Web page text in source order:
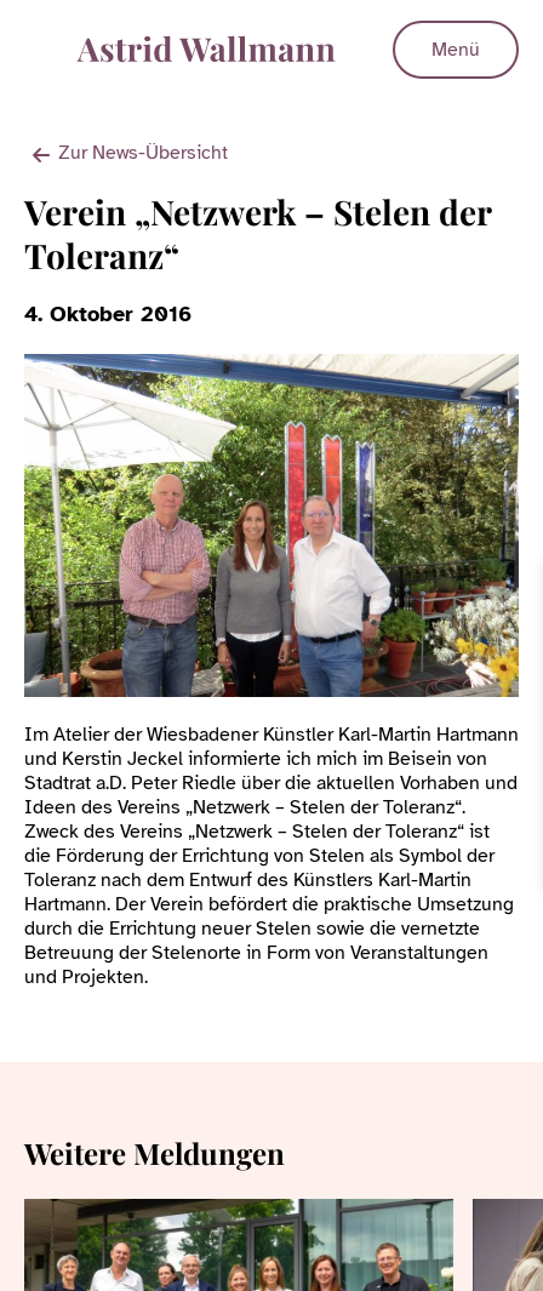
Menü
Zur News-Übersicht
Verein „Netzwerk – Stelen der
Toleranz“
4. Oktober 2016
Im Atelier der Wiesbadener Künstler Karl-Martin Hartmann
und Kerstin Jeckel informierte ich mich im Beisein von
Stadtrat a.D. Peter Riedle über die aktuellen Vorhaben und
Ideen des Vereins „Netzwerk – Stelen der Toleranz“.
Zweck des Vereins „Netzwerk – Stelen der Toleranz“ ist
die Förderung der Errichtung von Stelen als Symbol der
Toleranz nach dem Entwurf des Künstlers Karl-Martin
Hartmann. Der Verein befördert die praktische Umsetzung
durch die Errichtung neuer Stelen sowie die vernetzte
Betreuung der Stelenorte in Form von Veranstaltungen
und Projekten.
Weitere Meldungen